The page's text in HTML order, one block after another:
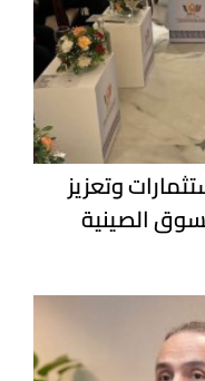
وتعزيز
الصينية